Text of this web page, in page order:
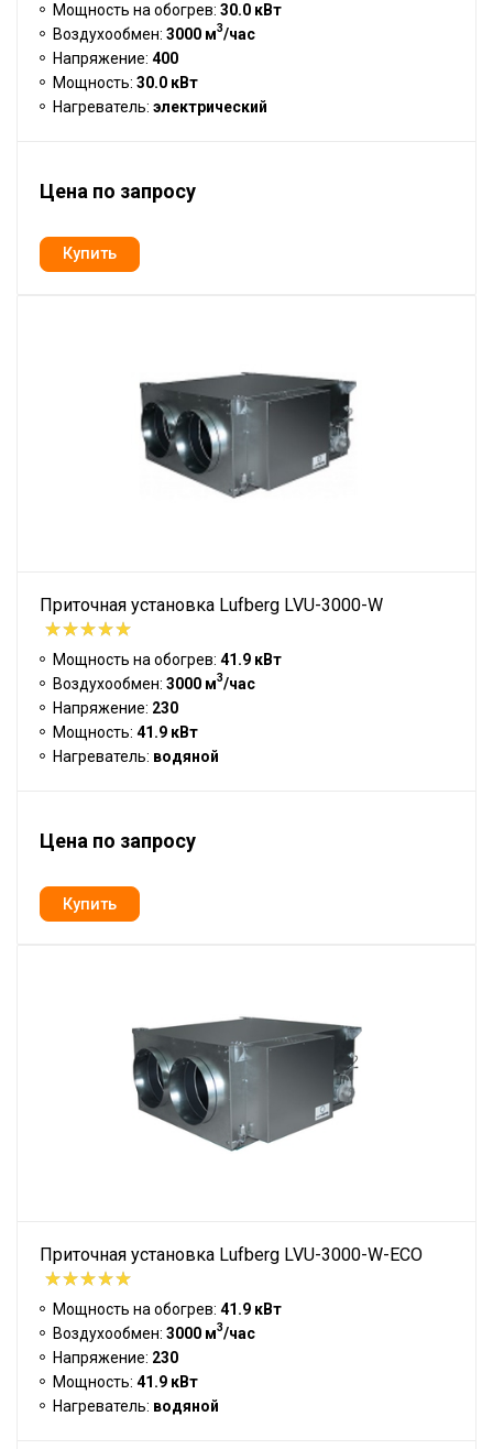
Мощность на обогрев: 30.0 кВт
Воздухообмен: 3000 м3/час
Напряжение: 400
Мощность: 30.0 кВт
Нагреватель: электрический
Цена по запросу
Приточная установка Lufberg LVU-3000-W
Мощность на обогрев: 41.9 кВт
Воздухообмен: 3000 м3/час
Напряжение: 230
Мощность: 41.9 кВт
Нагреватель: водяной
Цена по запросу
Приточная установка Lufberg LVU-3000-W-ECO
Мощность на обогрев: 41.9 кВт
Воздухообмен: 3000 м3/час
Напряжение: 230
Мощность: 41.9 кВт
Нагреватель: водяной